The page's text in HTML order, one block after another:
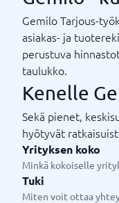
Gemilo Tarjous-
asiakas- ja
perustuva
taulukko.
Kenelle
Sekä pienet,
hyötyvät
Yrityksen koko
Minkä kokoiselle
Tuki
Miten voit ottaa